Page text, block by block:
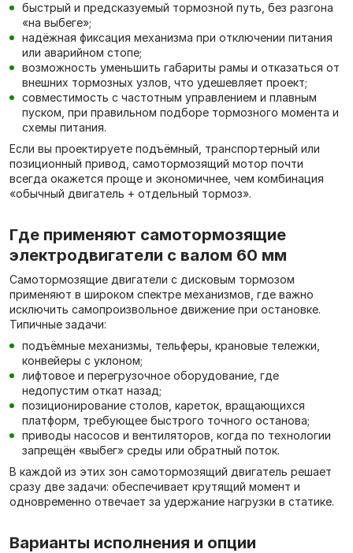
быстрый и предсказуемый тормозной путь, без разгона
«на выбеге»;
надёжная фиксация механизма при отключении питания
или аварийном стопе;
возможность уменьшить габариты рамы и отказаться от
внешних тормозных узлов, что удешевляет проект;
совместимость с частотным управлением и плавным
пуском, при правильном подборе тормозного момента и
схемы питания.
Если вы проектируете подъёмный, транспортерный или
позиционный привод, самотормозящий мотор почти
всегда окажется проще и экономичнее, чем комбинация
«обычный двигатель + отдельный тормоз».
Где применяют самотормозящие
электродвигатели с валом 60 мм
Самотормозящие двигатели с дисковым тормозом
применяют в широком спектре механизмов, где важно
исключить самопроизвольное движение при остановке.
Типичные задачи:
подъёмные механизмы, тельферы, крановые тележки,
конвейеры с уклоном;
лифтовое и перегрузочное оборудование, где
недопустим откат назад;
позиционирование столов, кареток, вращающихся
платформ, требующее быстрого точного останова;
приводы насосов и вентиляторов, когда по технологии
запрещён «выбег» среды или обратный поток.
В каждой из этих зон самотормозящий двигатель решает
сразу две задачи: обеспечивает крутящий момент и
одновременно отвечает за удержание нагрузки в статике.
Варианты исполнения и опции